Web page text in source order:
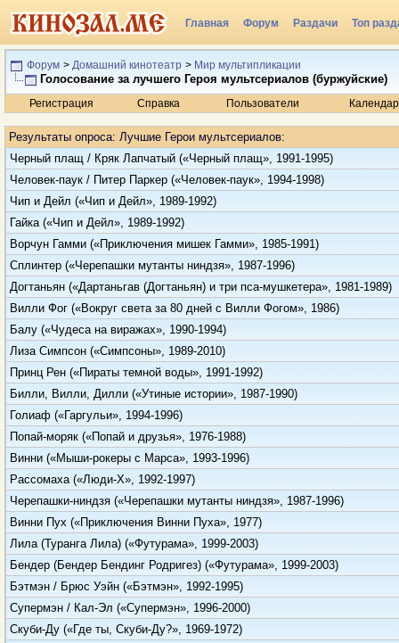
Главная Форум Раздачи Топ
Радио
Форум > Домашний кинотеатр > Мир мультипликации
Голосование за лучшего Героя мультсериалов (буржуйские)
Регистрация Справка Пользователи
Результаты опроса: Лучшие Герои мультсериалов:
Черный плащ / Кряк Лапчатый («Черный плащ», 1991-1995)
Человек-паук / Питер Паркер («Человек-паук», 1994-1998)
Чип и Дейл («Чип и Дейл», 1989-1992)
Гайка («Чип и Дейл», 1989-1992)
Ворчун Гамми («Приключения мишек Гамми», 1985-1991)
Сплинтер («Черепашки мутанты ниндзя», 1987-1996)
Догтаньян («Дартаньгав (Догтаньян) и три пса-мушкетера», 1981-1989)
Вилли Фог («Вокруг света за 80 дней с Вилли Фогом», 1986)
Балу («Чудеса на виражах», 1990-1994)
Лиза Симпсон («Симпсоны», 1989-2010)
Принц Рен («Пираты темной воды», 1991-1992)
Билли, Вилли, Дилли («Утиные истории», 1987-1990)
Голиаф («Гаргульи», 1994-1996)
Попай-моряк («Попай и друзья», 1976-1988)
Винни («Мыши-рокеры с Марса», 1993-1996)
Рассомаха («Люди-Х», 1992-1997)
Черепашки-ниндзя («Черепашки мутанты ниндзя», 1987-1996)
Винни Пух («Приключения Винни Пуха», 1977)
Лила (Туранга Лила) («Футурама», 1999-2003)
Бендер (Бендер Бендинг Родригез) («Футурама», 1999-2003)
Бэтмэн / Брюс Уэйн («Бэтмэн», 1992-1995)
Супермэн / Кал-Эл («Супермэн», 1996-2000)
Скуби-Ду («Где ты, Скуби-Ду?», 1969-1972)